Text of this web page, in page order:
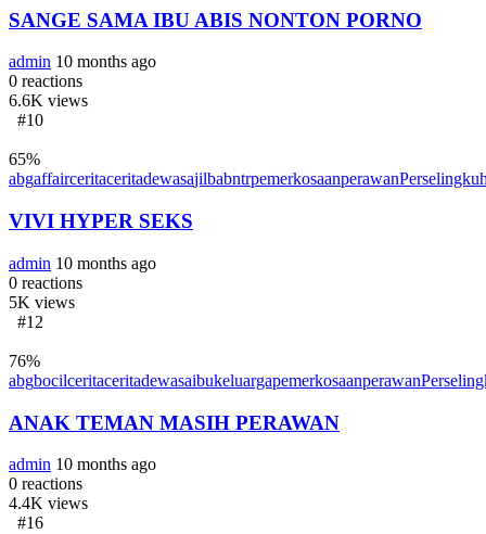
SANGE SAMA IBU ABIS NONTON PORNO
admin 10 months ago
0 reactions
6.6K views
#10
65%
abgaffairceritaceritadewasajilbabntrpemerkosaanperawan
VIVI HYPER SEKS
admin 10 months ago
0 reactions
5K views
#12
76%
abgbocilceritaceritadewasaibukeluargapemerkosaanperawan
ANAK TEMAN MASIH PERAWAN
admin 10 months ago
0 reactions
4.4K views
#16